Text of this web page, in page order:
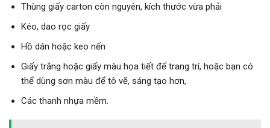
Thùng giấy carton còn nguyên, kích thước vừa phải
Kéo, dao rọc giấy
Hồ dán hoặc keo nến
Giấy trắng hoặc giấy màu họa tiết để trang trí, hoặc bạn có
thể dùng sơn màu để tô vẽ, sáng tạo hơn,
Các thanh nhựa mềm.